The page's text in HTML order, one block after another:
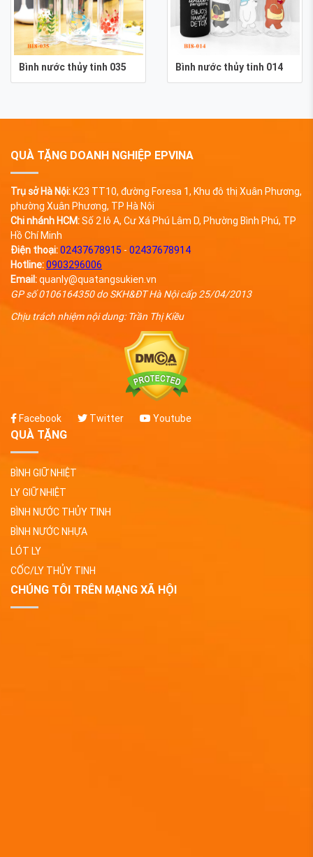
Bình nước thủy tinh 035 Bình nước thủy tinh 014
QUÀ TẶNG DOANH NGHIỆP EPVINA
Trụ sở Hà Nội:K23 TT10, đường Foresa 1, Khu đô thị Xuân Phương,
phường Xuân Phương, TP Hà Nội
Chi nhánh HCM:Số 2 lô A, Cư Xá Phú Lâm D, Phường Bình Phú, TP
Hồ Chí Minh
Điện thoại:02437678915 - 02437678914
Hotline:0903296006
Email:quanly@quatangsukien.vn
GP số 0106164350 do SKH&ĐT Hà Nội cấp 25/04/2013
Chịu trách nhiệm nội dung: Trần Thị Kiều
Facebook Twitter Youtube
QUÀ TẶNG
BÌNH GIỮ NHIỆT
LY GIỮ NHIỆT
BÌNH NƯỚC THỦY TINH
BÌNH NƯỚC NHỰA
LÓT LY
CỐC/LY THỦY TINH
CHÚNG TÔI TRÊN MẠNG XÃ HỘI